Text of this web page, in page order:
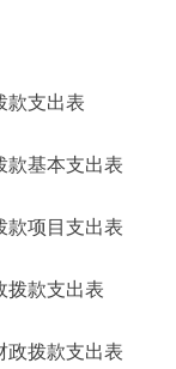
支出表
基本支出表
项目支出表
款支出表
拨款支出表